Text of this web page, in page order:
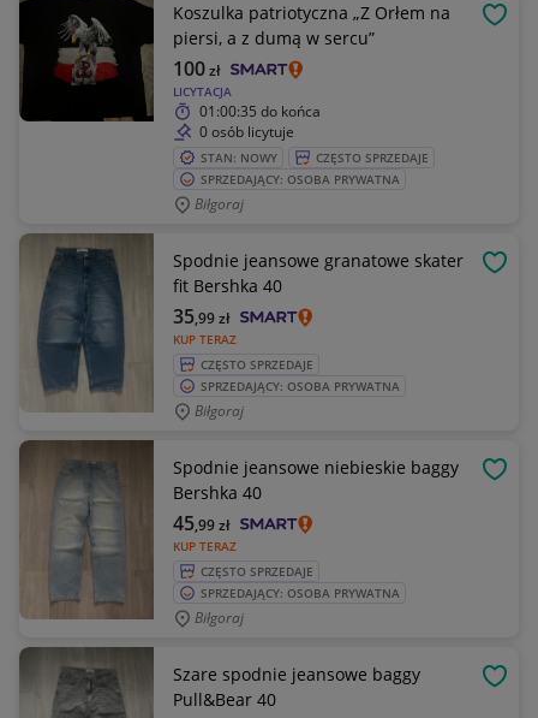
Koszulka patriotyczna „Z Orłem na
piersi, a z dumą w sercu”
LICYTACJA
100zł
01:00:35 do końca
0 osób licytuje
STAN: NOWY
CZĘSTO SPRZEDAJE
SPRZEDAJĄCY: OSOBA PRYWATNA
Biłgoraj
Spodnie jeansowe granatowe skater
fit Bershka 40
KUP TERAZ
35,99zł
CZĘSTO SPRZEDAJE
SPRZEDAJĄCY: OSOBA PRYWATNA
Biłgoraj
Spodnie jeansowe niebieskie baggy
Bershka 40
KUP TERAZ
45,99zł
CZĘSTO SPRZEDAJE
SPRZEDAJĄCY: OSOBA PRYWATNA
Biłgoraj
Szare spodnie jeansowe baggy
Pull&Bear 40